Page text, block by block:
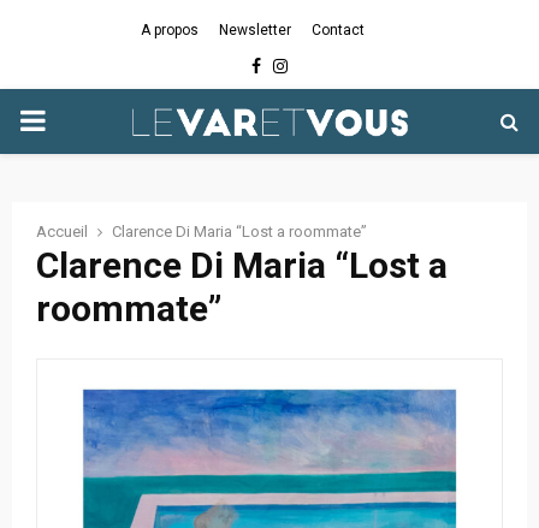
A propos Newsletter Contact
Facebook
Instagram
PRIMARY
Accueil Clarence Di Maria “Lost a roommate”
Clarence Di Maria “Lost a
roommate”